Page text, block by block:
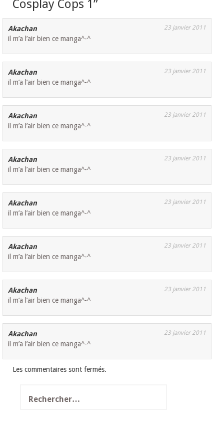
Cosplay Cops 1”
Akachan 23 janvier 2011
il m’a l’air bien ce manga^-^
Akachan 23 janvier 2011
il m’a l’air bien ce manga^-^
Akachan 23 janvier 2011
il m’a l’air bien ce manga^-^
Akachan 23 janvier 2011
il m’a l’air bien ce manga^-^
Akachan 23 janvier 2011
il m’a l’air bien ce manga^-^
Akachan 23 janvier 2011
il m’a l’air bien ce manga^-^
Akachan 23 janvier 2011
il m’a l’air bien ce manga^-^
Akachan 23 janvier 2011
il m’a l’air bien ce manga^-^
Les commentaires sont fermés.